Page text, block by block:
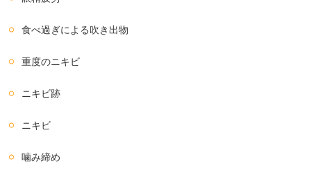
食べ過ぎによる吹き出物
重度のニキビ
ニキビ跡
ニキビ
噛み締め